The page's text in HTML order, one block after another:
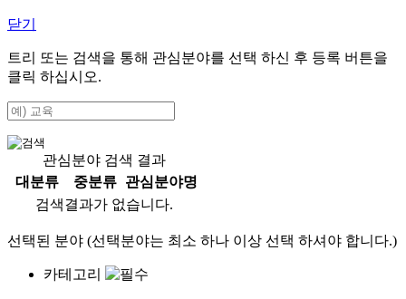
닫기
트리 또는 검색을 통해 관심분야를 선택 하신 후 등록 버튼을
클릭 하십시오.
관심분야 검색 결과
대분류
중분류
관심분야명
검색결과가 없습니다.
선택된 분야 (선택분야는 최소 하나 이상 선택 하셔야 합니다.)
카테고리